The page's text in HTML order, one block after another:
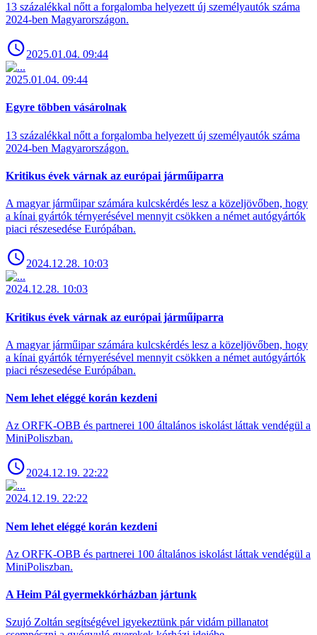
13 százalékkal nőtt a forgalomba helyezett új személyautók száma
2024-ben Magyarországon.
2025.01.04. 09:44
2025.01.04. 09:44
Egyre többen vásárolnak
13 százalékkal nőtt a forgalomba helyezett új személyautók száma
2024-ben Magyarországon.
Kritikus évek várnak az európai járműiparra
A magyar járműipar számára kulcskérdés lesz a közeljövőben, hogy
a kínai gyártók térnyerésével mennyit csökken a német autógyártók
piaci részesedése Európában.
2024.12.28. 10:03
2024.12.28. 10:03
Kritikus évek várnak az európai járműiparra
A magyar járműipar számára kulcskérdés lesz a közeljövőben, hogy
a kínai gyártók térnyerésével mennyit csökken a német autógyártók
piaci részesedése Európában.
Nem lehet eléggé korán kezdeni
Az ORFK-OBB és partnerei 100 általános iskolást láttak vendégül a
MiniPoliszban.
2024.12.19. 22:22
2024.12.19. 22:22
Nem lehet eléggé korán kezdeni
Az ORFK-OBB és partnerei 100 általános iskolást láttak vendégül a
MiniPoliszban.
A Heim Pál gyermekkórházban jártunk
Szujó Zoltán segítségével igyekeztünk pár vidám pillanatot